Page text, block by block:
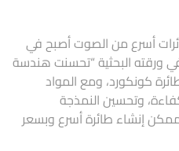
أسرع من الصوت أصبح في
ورقته البحثية “تحسنت هندسة
كونكورد، ومع المواد
وتحسين النمذجة
إنشاء طائرة أسرع وبسعر